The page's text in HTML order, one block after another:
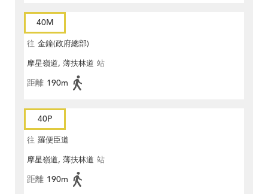
40M
往 金鐘(政府總部)
摩星嶺道, 薄扶林道 站
距離 190m
40P
往 羅便臣道
摩星嶺道, 薄扶林道 站
距離 190m